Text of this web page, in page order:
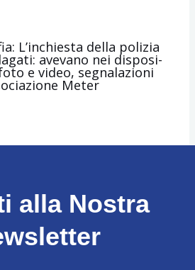
L’inchie­sta della poli­zia
avevano nei dispo­si­
e video, segnalazioni
Meter
alla Nostra